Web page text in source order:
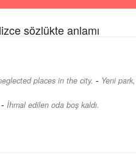
sözlükte anlamı
places in the city. - Yeni
- İhmal edilen oda boş kaldı.